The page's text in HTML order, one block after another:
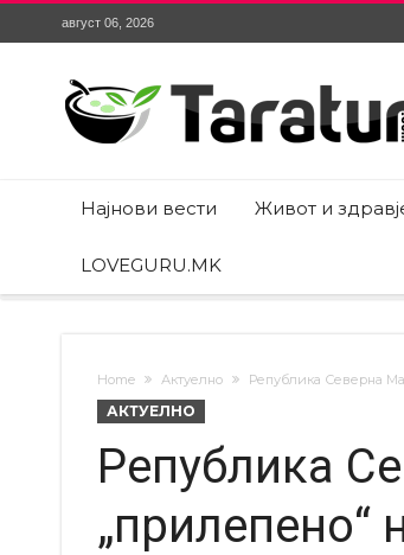
август 06, 2026
Најнови вести Живот и
LOVEGURU.MK
Home Актуелно Република Северна
АКТУЕЛНО
Република
„прилепено“